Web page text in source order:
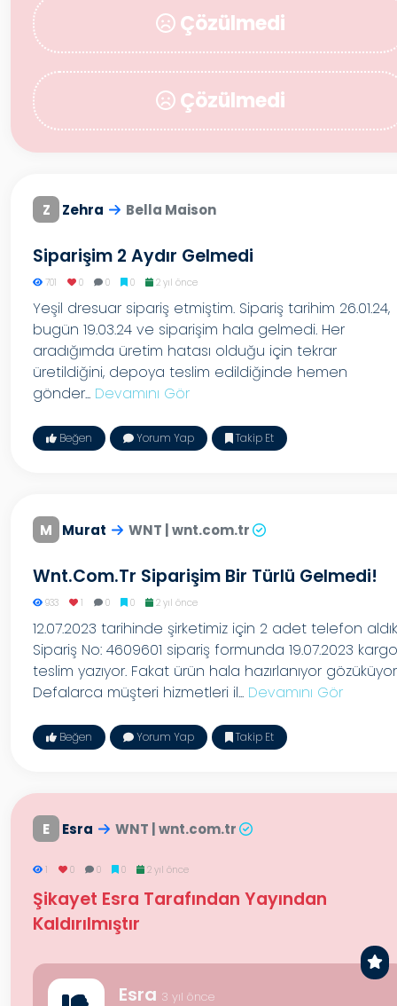
Çözülmedi
Çözülmedi
Z Zehra Bella Maison
Siparişim 2 Aydır Gelmedi
701 0 0 0 2 yıl önce
Yeşil dresuar sipariş etmiştim. Sipariş tarihim 26.01.24,
bugün 19.03.24 ve siparişim hala gelmedi. Her
aradığımda üretim hatası olduğu için tekrar
üretildiğini, depoya teslim edildiğinde hemen
gönder... Devamını Gör
Beğen Yorum Yap Takip Et
M Murat WNT | wnt.com.tr
Wnt.com.tr Siparişim Bir Türlü Gelmedi!
933 1 0 0 2 yıl önce
12.07.2023 tarihinde şirketimiz için 2 adet telefon
Sipariş No: 4609601 sipariş formunda 19.07.2023 kargo
teslim yazıyor. Fakat ürün hala hazırlanıyor
Defalarca müşteri hizmetleri il... Devamını Gör
Beğen Yorum Yap Takip Et
E Esra WNT | wnt.com.tr
1 0 0 0 2 yıl önce
Şikayet Esra Tarafından Yayından
Kaldırılmıştır
Esra 3 yıl önce